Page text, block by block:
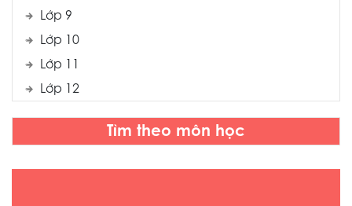
Lớp 9
Lớp 10
Lớp 11
Lớp 12
Tìm theo môn học